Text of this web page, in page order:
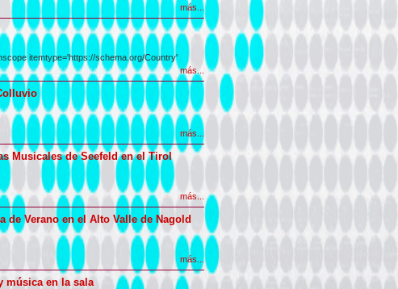
más...
itemtype='https://schema.org/Country'
más...
más...
Musicales de Seefeld en el Tirol
más...
de Verano en el Alto Valle de Nagold
más...
música en la sala